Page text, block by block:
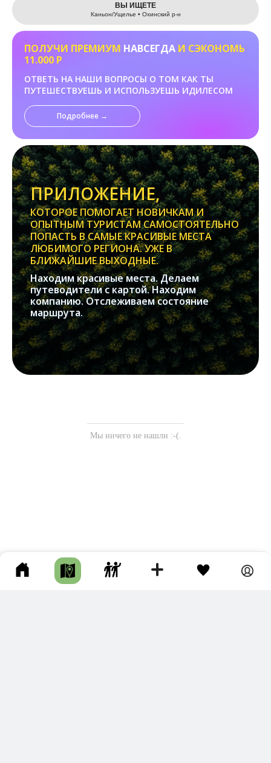
ВЫ ИЩЕТЕ
Каньон/Ущелье • Охинский р-н
ПОЛУЧИ ПРЕМИУМ НАВСЕГДА И СЭКОНОМЬ
11.000 Р
ОТВЕТЬ НА НАШИ ВОПРОСЫ О ТОМ КАК ТЫ
ПУТЕШЕСТВУЕШЬ И ИСПОЛЬЗУЕШЬ ИДИЛЕСОМ
Подробнее →
ПРИЛОЖЕНИЕ,
КОТОРОЕ ПОМОГАЕТ НОВИЧКАМ И
ОПЫТНЫМ ТУРИСТАМ САМОСТОЯТЕЛЬНО
ПОПАСТЬ В САМЫЕ КРАСИВЫЕ МЕСТА
ЛЮБИМОГО РЕГИОНА. УЖЕ В
БЛИЖАЙШИЕ ВЫХОДНЫЕ.
Находим красивые места. Делаем
путеводители с картой. Находим
компанию. Отслеживаем состояние
маршрута.
Мы ничего не нашли :-(.